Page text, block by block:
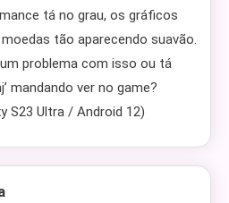
tá no grau, os gráficos
tão aparecendo suavão.
problema com isso ou tá
mandando ver no game?
S23 Ultra / Android 12)